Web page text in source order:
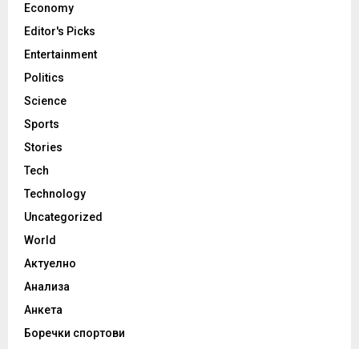
Economy
Editor's Picks
Entertainment
Politics
Science
Sports
Stories
Tech
Technology
Uncategorized
World
Актуелно
Анализа
Анкета
Боречки спортови